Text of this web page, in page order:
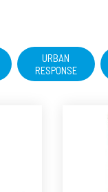
URBAN
RESPONSE